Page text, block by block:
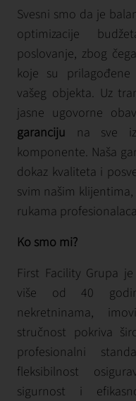
Svesni smo da je
optimizacije
poslovanje, zbog
koje su
vašeg objekta. Uz
jasne ugovorne
garanciju na sve
komponente. Naša
dokaz kvaliteta i
svim našim
rukama
Ko smo mi?
First Facility Grupa
više od 40
nekretninama,
stručnost pokriva
profesionalni
fleksibilnost
sigurnost i